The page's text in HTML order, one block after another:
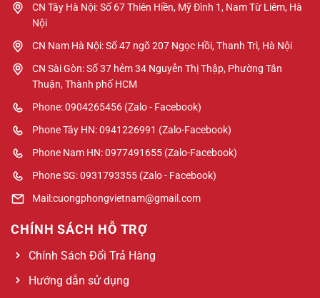
CN Tây Hà Nội: Số 67 Thiên Hiền, Mỹ Đình 1, Nam Từ Liêm, Hà
Nội
CN Nam Hà Nội: Số 47 ngõ 207 Ngọc Hồi, Thanh Trì, Hà Nội
CN Sài Gòn: Số 37 hẻm 34 Nguyễn Thị Thập, Phường Tân
Thuận, Thành phố HCM
Phone: 0904265456 (Zalo - Facebook)
Phone Tây HN: 0941226991 (Zalo-Facebook)
Phone Nam HN: 0977491655 (Zalo-Facebook)
Phone SG: 0931793355 (Zalo - Facebook)
Mail:cuongphongvietnam@gmail.com
CHÍNH SÁCH HỖ TRỢ
Chính Sách Đổi Trả Hàng
Hướng dẫn sử dụng